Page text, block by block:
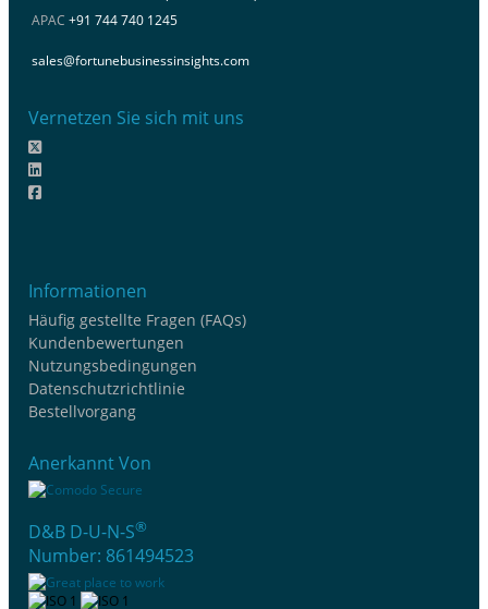
APAC +91 744 740 1245
sales@fortunebusinessinsights.com
Vernetzen Sie sich mit uns
Informationen
Häufig gestellte Fragen (FAQs)
Kundenbewertungen
Nutzungsbedingungen
Datenschutzrichtlinie
Bestellvorgang
Anerkannt Von
D&B D-U-N-S®
Number: 861494523